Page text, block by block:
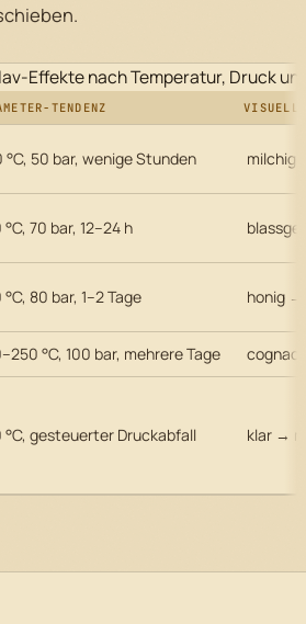
Effekte nach Temperatur, Druck
TENDENZ VISUELL
°C, 50 bar, wenige Stunden milchig
70 bar, 12–24 h
80 bar, 1–2 Tage honig
°C, 100 bar, mehrere Tage
°C, gesteuerter Druckabfall klar →